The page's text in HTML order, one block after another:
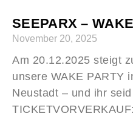
SEEPARX –
November 20, 2025
Am 20.12.2025 steigt
unsere WAKE PARTY
Neustadt – und ihr